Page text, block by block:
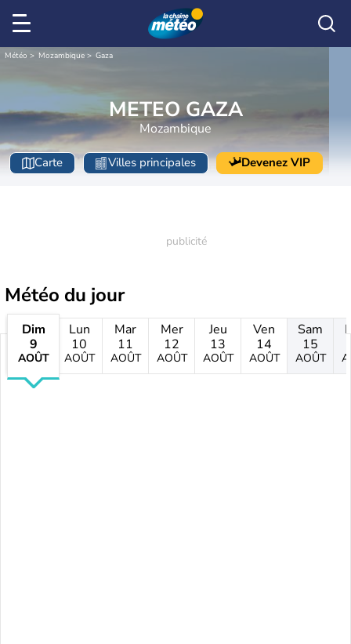
Météo Mozambique Gaza
METEO GAZA
Mozambique
Carte Villes principales Devenez VIP
Météo du jour
Dim
9
AOÛT
Lun
10
AOÛT
Mar
11
AOÛT
Mer
12
AOÛT
Jeu
13
AOÛT
Ven
14
AOÛT
Sam
15
AOÛT